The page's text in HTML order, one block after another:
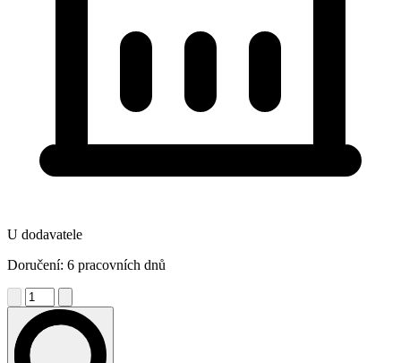
U dodavatele
Doručení: 6 pracovních dnů